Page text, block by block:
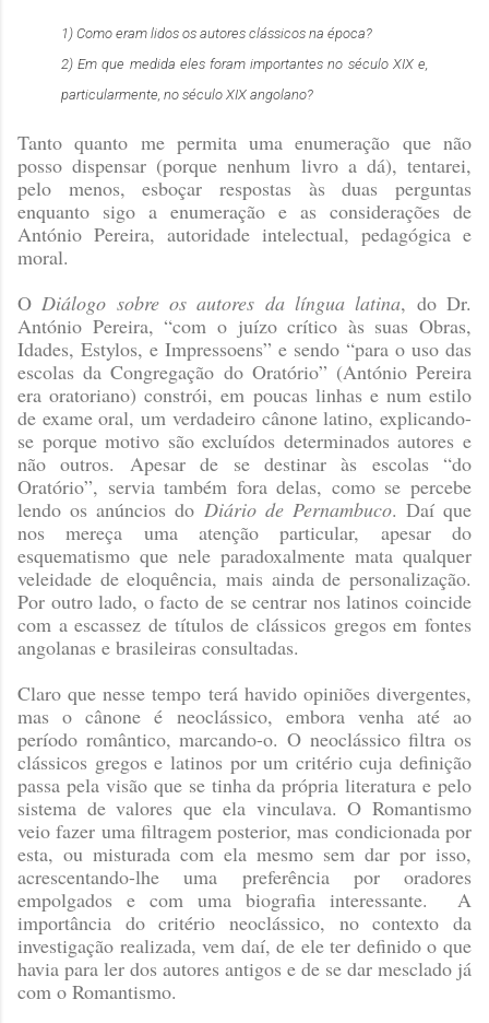
1) Como eram lidos os autores clássicos na época?
2) Em que medida eles foram importantes no século XIX e,
particularmente, no século XIX angolano?
Tanto quanto me permita uma enumeração que não
posso dispensar (porque nenhum livro a dá), tentarei,
pelo menos, esboçar respostas às duas perguntas
enquanto sigo a enumeração e as considerações de
António Pereira, autoridade intelectual, pedagógica e
moral.
ODiálogo sobre os autores da língua latina, do Dr.
António Pereira, “com o juízo crítico às suas Obras,
Idades, Estylos, e Impressoens” e sendo “para o uso das
escolas da Congregação do Oratório” (António Pereira
era oratoriano) constrói, em poucas linhas e num estilo
de exame oral, um verdadeiro cânone latino, explicando-
se porque motivo são excluídos determinados autores e
não outros. Apesar de se destinar às escolas “do
Oratório”, servia também fora delas, como se percebe
lendo os anúncios do Diário de Pernambuco. Daí que
nos mereça uma atenção particular, apesar do
esquematismo que nele paradoxalmente mata qualquer
veleidade de eloquência, mais ainda de personalização.
Por outro lado, o facto de se centrar nos latinos coincide
com a escassez de títulos de clássicos gregos em fontes
angolanas e brasileiras consultadas.
Claro que nesse tempo terá havido opiniões divergentes,
mas o cânone é neoclássico, embora venha até ao
período romântico, marcando-o. O neoclássico filtra os
clássicos gregos e latinos por um critério cuja definição
passa pela visão que se tinha da própria literatura e pelo
sistema de valores que ela vinculava. O Romantismo
veio fazer uma filtragem posterior, mas condicionada por
esta, ou misturada com ela mesmo sem dar por isso,
acrescentando-lhe uma preferência por oradores
empolgados e com uma biografia interessante.
A
importância do critério neoclássico, no contexto da
investigação realizada, vem daí, de ele ter definido o que
havia para ler dos autores antigos e de se dar mesclado já
com o Romantismo.